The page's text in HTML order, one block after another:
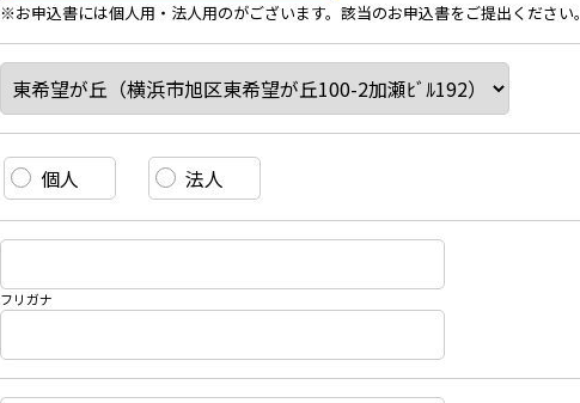
※お申込書には個人用・法人用のがございます。該当のお申込書をご提出ください。
個人 法人
フリガナ